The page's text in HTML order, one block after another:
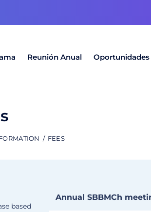
Reunión Anual Oportunidades
FEES
based
Annual SBBMCh